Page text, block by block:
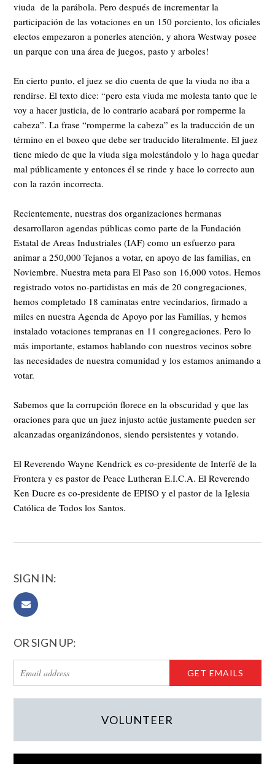
viuda de la parábola. Pero después de incrementar la
participación de las votaciones en un 150 porciento, los oficiales
electos empezaron a ponerles atención, y ahora Westway posee
un parque con una área de juegos, pasto y arboles!
En cierto punto, el juez se dio cuenta de que la viuda no iba a
rendirse. El texto dice: “pero esta viuda me molesta tanto que le
voy a hacer justicia, de lo contrario acabará por romperme la
cabeza”. La frase “romperme la cabeza” es la traducción de un
término en el boxeo que debe ser traducido literalmente. El juez
tiene miedo de que la viuda siga molestándolo y lo haga quedar
mal públicamente y entonces él se rinde y hace lo correcto aun
con la razón incorrecta.
Recientemente, nuestras dos organizaciones hermanas
desarrollaron agendas públicas como parte de la Fundación
Estatal de Areas Industriales (IAF) como un esfuerzo para
animar a 250,000 Tejanos a votar, en apoyo de las familias, en
Noviembre. Nuestra meta para El Paso son 16,000 votos. Hemos
registrado votos no-partidistas en más de 20 congregaciones,
hemos completado 18 caminatas entre vecindarios, firmado a
miles en nuestra Agenda de Apoyo por las Familias, y hemos
instalado votaciones tempranas en 11 congregaciones. Pero lo
más importante, estamos hablando con nuestros vecinos sobre
las necesidades de nuestra comunidad y los estamos animando a
votar.
Sabemos que la corrupción florece en la obscuridad y que las
oraciones para que un juez injusto actúe justamente pueden ser
alcanzadas organizándonos, siendo persistentes y votando.
El Reverendo Wayne Kendrick es co-presidente de Interfé de la
Frontera y es pastor de Peace Lutheran E.I.C.A. El Reverendo
Ken Ducre es co-presidente de EPISO y el pastor de la Iglesia
Católica de Todos los Santos.
SIGN IN:
OR SIGN UP:
VOLUNTEER